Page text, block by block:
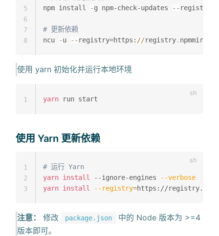
npm install
-g npm-check-updates --
# 更新依赖
ncu
-u -- registry=https: //registry. npmmirror
5
6
7
8
使用 yarn 初始化并运行本地环境
yarn
1
使用 Yarn 更新依赖
# 运行 Yarn
yarn install --ignore-engines
--verbose
yarn install --registry=https://
1
2
3
注意： 修改 package.json
中的 Node 版本为 >=4
版本即可。